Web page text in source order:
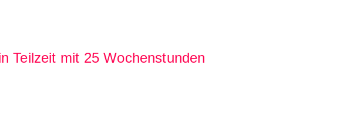
Teilzeit mit 25 Wochenstunden